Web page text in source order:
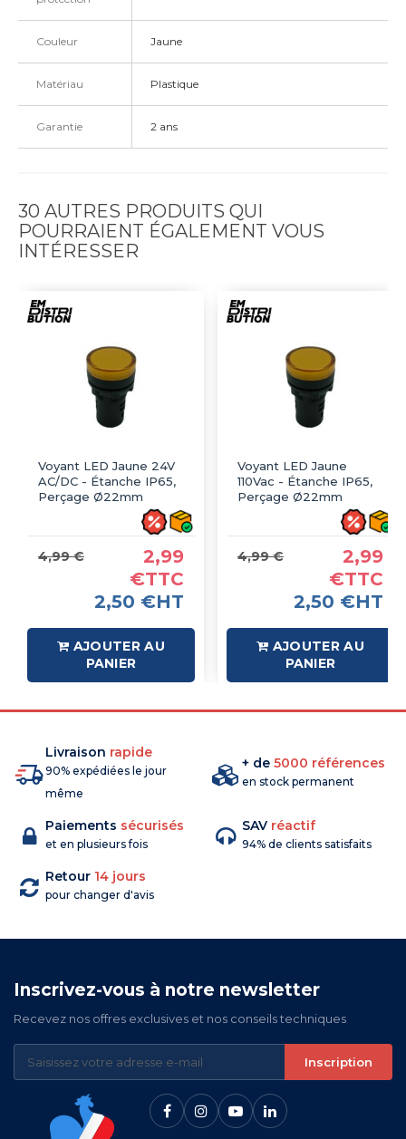
Couleur Jaune
Matériau Plastique
Garantie 2 ans
30 AUTRES PRODUITS QUI
POURRAIENT ÉGALEMENT VOUS
INTÉRESSER
Voyant LED Jaune 24V
AC/DC - Étanche IP65,
Perçage Ø22mm
4,99 €
2,99
€TTC
2,50 €HT
AJOUTER AU
PANIER
Voyant LED Jaune
110Vac - Étanche IP65,
Perçage Ø22mm
4,99 €
2,99
€TTC
2,50 €HT
AJOUTER AU
PANIER
Livraison rapide
90% expédiées le jour
même
+ de 5000 références
en stock permanent
Paiements sécurisés
et en plusieurs fois
SAV réactif
94% de clients satisfaits
Retour 14 jours
pour changer d'avis
Inscrivez-vous à notre newsletter
Recevez nos offres exclusives et nos conseils techniques
Inscription